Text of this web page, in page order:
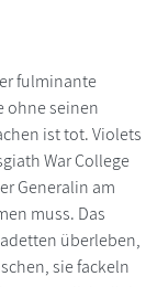
fulminante
ohne seinen
ist tot. Violets
War College
Generalin am
muss. Das
überleben,
sie fackeln